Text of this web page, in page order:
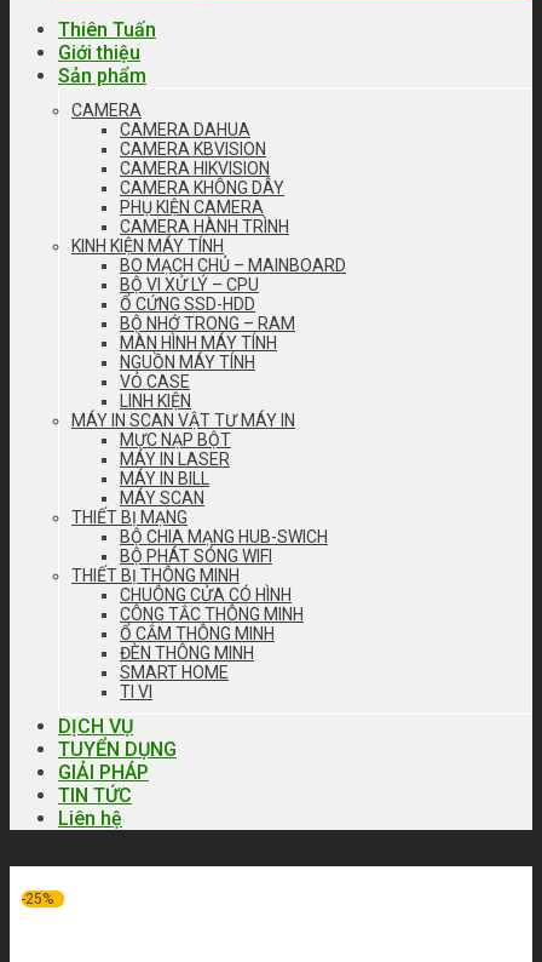
Thiên Tuấn
Giới thiệu
Sản phẩm
CAMERA
CAMERA DAHUA
CAMERA KBVISION
CAMERA HIKVISION
CAMERA KHÔNG DÂY
PHỤ KIỆN CAMERA
CAMERA HÀNH TRÌNH
KINH KIỆN MÁY TÍNH
BO MẠCH CHỦ – MAINBOARD
BỘ VI XỬ LÝ – CPU
Ổ CỨNG SSD-HDD
BỘ NHỚ TRONG – RAM
MÀN HÌNH MÁY TÍNH
NGUỒN MÁY TÍNH
VỎ CASE
LINH KIỆN
MÁY IN SCAN VẬT TƯ MÁY IN
MỰC NẠP BỘT
MÁY IN LASER
MÁY IN BILL
MÁY SCAN
THIẾT BỊ MẠNG
BỘ CHIA MẠNG HUB-SWICH
BỘ PHÁT SÓNG WIFI
THIẾT BỊ THÔNG MINH
CHUÔNG CỬA CÓ HÌNH
CÔNG TẮC THÔNG MINH
Ổ CẮM THÔNG MINH
ĐÈN THÔNG MINH
SMART HOME
TI VI
DỊCH VỤ
TUYỂN DỤNG
GIẢI PHÁP
TIN TỨC
Liên hệ
-25%